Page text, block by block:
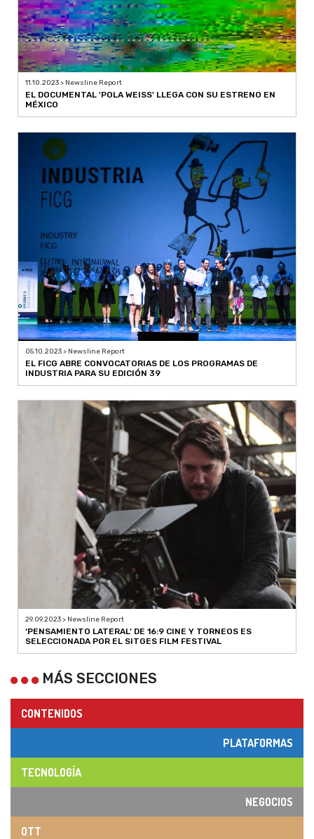
11.10.2023 > Newsline Report
EL DOCUMENTAL 'POLA WEISS' LLEGA CON SU ESTRENO EN
MÉXICO
05.10.2023 > Newsline Report
EL FICG ABRE CONVOCATORIAS DE LOS PROGRAMAS DE
INDUSTRIA PARA SU EDICIÓN 39
29.09.2023 > Newsline Report
‘PENSAMIENTO LATERAL’ DE 16:9 CINE Y TORNEOS ES
SELECCIONADA POR EL SITGES FILM FESTIVAL
MÁS SECCIONES
CONTENIDOS
PLATAFORMAS
TECNOLOGÍA
NEGOCIOS
OTT